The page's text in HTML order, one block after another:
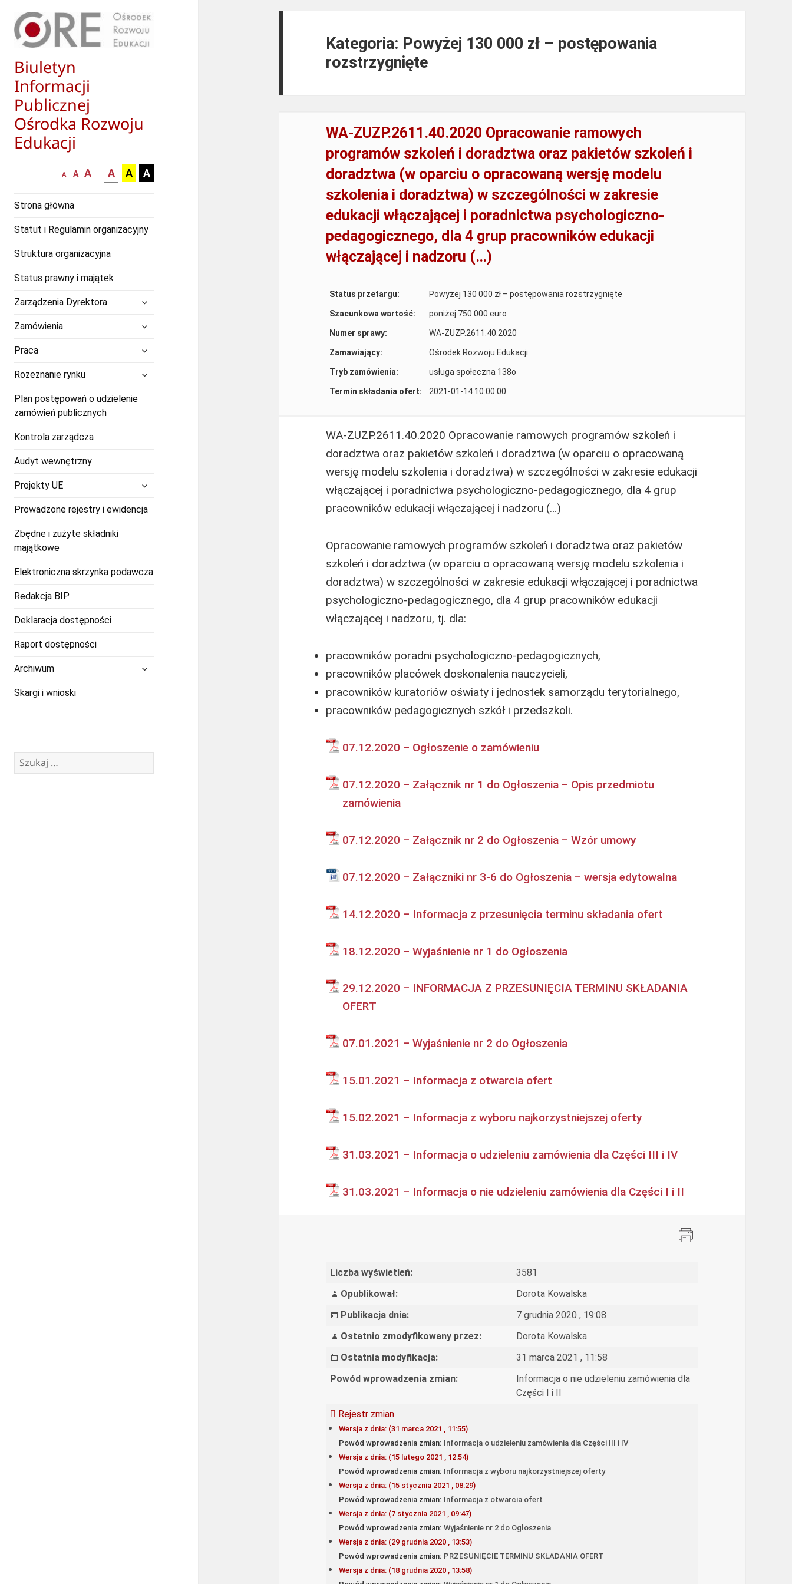
Biuletyn
Informacji
Publicznej
Ośrodka Rozwoju
Edukacji
mniejsza
A
normalna
A
większa-
czcionka
A
kontrast
czarny
białym
A
kontrast
czarny
zółtym
A
kontrast
żółty
A
Strona główna
Statut i Regulamin organizacyjny
Struktura organizacyjna
Status prawny i majątek
Zarządzenia Dyrektora
rozwiń
menu
Zamówienia
Praca
Rozeznanie rynkurozwiń
menu
potomne
Plan postępowań o udzielenie
zamówień publicznych
Kontrola zarządcza
Audyt wewnętrzny
Projekty UE
potomne
Prowadzone rejestry i ewidencja
Zbędne i zużyte składniki
majątkowe
Elektroniczna skrzynka podawcza
Redakcja BIP
Deklaracja dostępności
Raport dostępności
Archiwum
Skargi i wnioski
Szukaj:
Kategoria: Powyżej 130 000 zł – postępowania
rozstrzygnięte
WA-ZUZP.2611.40.2020 Opracowanie ramowych
programów szkoleń i doradztwa oraz pakietów szkoleń i
doradztwa (w oparciu o opracowaną wersję modelu
szkolenia i doradztwa) w szczególności w zakresie
edukacji włączającej i poradnictwa psychologiczno-
pedagogicznego, dla 4 grup pracowników edukacji
włączającej i nadzoru (…)
Status przetargu: Powyżej 130 000 zł – postępowania rozstrzygnięte
Szacunkowa wartość: poniżej 750 000 euro
Numer sprawy: WA-ZUZP.2611.40.2020
Zamawiający: Ośrodek Rozwoju Edukacji
Tryb zamówienia: usługa społeczna 138o
Termin składania ofert: 2021-01-14 10:00:00
WA-ZUZP.2611.40.2020 Opracowanie ramowych programów szkoleń i
doradztwa oraz pakietów szkoleń i doradztwa (w oparciu o opracowaną
wersję modelu szkolenia i doradztwa) w szczególności w zakresie edukacji
włączającej i poradnictwa psychologiczno-pedagogicznego, dla 4 grup
pracowników edukacji włączającej i nadzoru (…)
Opracowanie ramowych programów szkoleń i doradztwa oraz pakietów
szkoleń i doradztwa (w oparciu o opracowaną wersję modelu szkolenia i
doradztwa) w szczególności w zakresie edukacji włączającej i poradnictwa
psychologiczno-pedagogicznego, dla 4 grup pracowników edukacji
włączającej i nadzoru, tj. dla:
pracowników poradni psychologiczno-pedagogicznych,
pracowników placówek doskonalenia nauczycieli,
pracowników kuratoriów oświaty i jednostek samorządu terytorialnego,
pracowników pedagogicznych szkół i przedszkoli.
07.12.2020 – Ogłoszenie o zamówieniu
07.12.2020 – Załącznik nr 1 do Ogłoszenia – Opis przedmiotu
zamówienia
07.12.2020 – Załącznik nr 2 do Ogłoszenia – Wzór umowy
07.12.2020 – Załączniki nr 3-6 do Ogłoszenia – wersja edytowalna
14.12.2020 – Informacja z przesunięcia terminu składania ofert
18.12.2020 – Wyjaśnienie nr 1 do Ogłoszenia
29.12.2020 – INFORMACJA Z PRZESUNIĘCIA TERMINU SKŁADANIA
OFERT
07.01.2021 – Wyjaśnienie nr 2 do Ogłoszenia
15.01.2021 – Informacja z otwarcia ofert
15.02.2021 – Informacja z wyboru najkorzystniejszej oferty
31.03.2021 – Informacja o udzieleniu zamówienia dla Części III i IV
31.03.2021 – Informacja o nie udzieleniu zamówienia dla Części I i II
Liczba wyświetleń:
3581
Opublikował:
Dorota Kowalska
Publikacja dnia:
7 grudnia 2020 , 19:08
Ostatnio zmodyfikowany przez:
Dorota Kowalska
Ostatnia modyfikacja:
31 marca 2021 , 11:58
Powód wprowadzenia zmian:
Informacja o nie udzieleniu zamówienia dla
Części I i II
Rejestr zmian
Wersja z dnia: (31 marca 2021 , 11:55)
Powód wprowadzenia zmian: Informacja o udzieleniu zamówienia dla Części III i IV
Wersja z dnia: (15 lutego 2021 , 12:54)
Powód wprowadzenia zmian: Informacja z wyboru najkorzystniejszej oferty
Wersja z dnia: (15 stycznia 2021 , 08:29)
Powód wprowadzenia zmian: Informacja z otwarcia ofert
Wersja z dnia: (7 stycznia 2021 , 09:47)
Powód wprowadzenia zmian: Wyjaśnienie nr 2 do Ogłoszenia
Wersja z dnia: (29 grudnia 2020 , 13:53)
Powód wprowadzenia zmian: PRZESUNIĘCIE TERMINU SKŁADANIA OFERT
Wersja z dnia: (18 grudnia 2020 , 13:58)